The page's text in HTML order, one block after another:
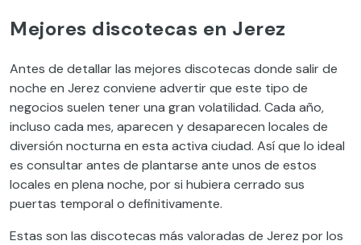
Mejores discotecas en Jerez
Antes de detallar las mejores discotecas donde salir de
noche en Jerez conviene advertir que este tipo de
negocios suelen tener una gran volatilidad. Cada año,
incluso cada mes, aparecen y desaparecen locales de
diversión nocturna en esta activa ciudad. Así que lo ideal
es consultar antes de plantarse ante unos de estos
locales en plena noche, por si hubiera cerrado sus
puertas temporal o definitivamente.
Estas son las discotecas más valoradas de Jerez por los